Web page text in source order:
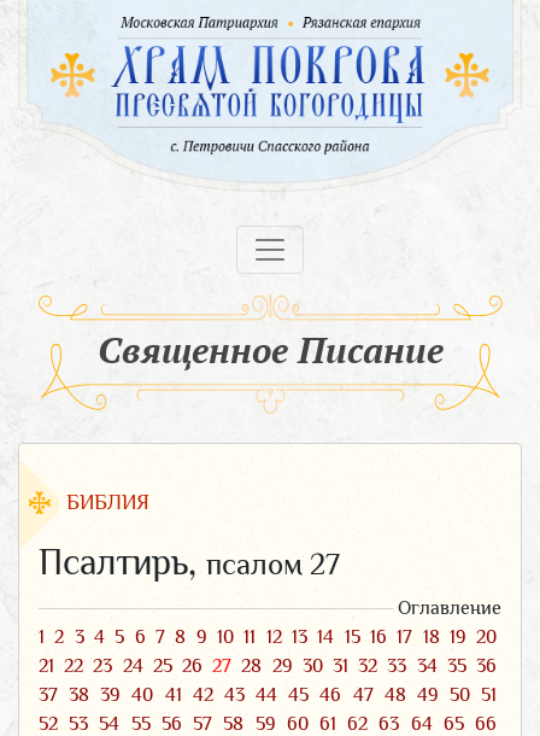
Священное Писание
БИБЛИЯ
Псалтирь, псалом 27
Оглавление
1 2 3 4 5 6 7 8 9 10 11 12 13 14 15 16 17 18 19 20
21 22 23 24 25 26 27 28 29 30 31 32 33 34 35 36
37 38 39 40 41 42 43 44 45 46 47 48 49 50 51
52 53 54 55 56 57 58 59 60 61 62 63 64 65 66